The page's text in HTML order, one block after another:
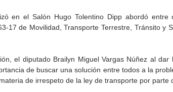
en el Salón Hugo Tolentino Dipp abordó entre
17 de Movilidad, Transporte Terrestre, Tránsito y
el diputado Brailyn Miguel Vargas Núñez al dar
de buscar una solución entre todos a la
de irrespeto de la ley de transporte por parte